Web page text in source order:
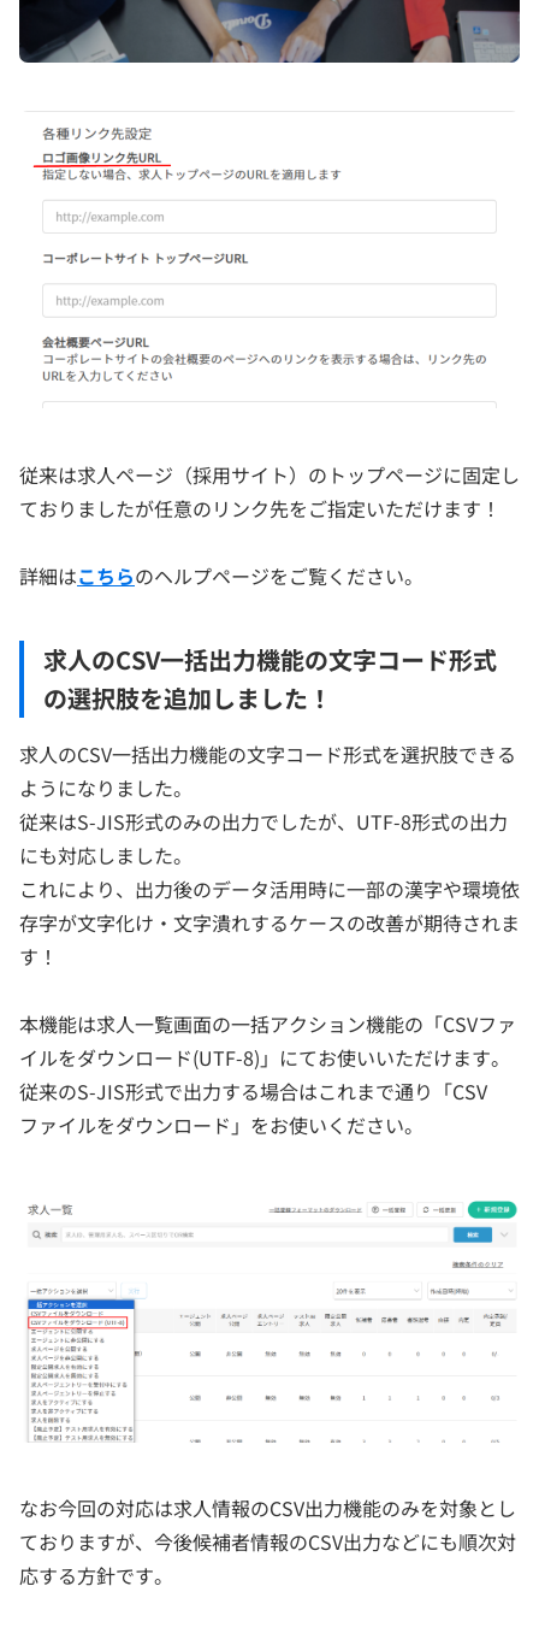
従来は求人ページ（採用サイト）のトップページに固定し
ておりましたが任意のリンク先をご指定いただけます！
詳細はこちらのヘルプページをご覧ください。
求人のCSV一括出力機能の文字コード形式
の選択肢を追加しました！
求人のCSV一括出力機能の文字コード形式を選択肢できる
ようになりました。
従来はS-JIS形式のみの出力でしたが、UTF-8形式の出力
にも対応しました。
これにより、出力後のデータ活用時に一部の漢字や環境依
存字が文字化け・文字潰れするケースの改善が期待されま
す！
本機能は求人一覧画面の一括アクション機能の「CSVファ
イルをダウンロード(UTF-8)」にてお使いいただけます。
従来のS-JIS形式で出力する場合はこれまで通り「CSV
ファイルをダウンロード」をお使いください。
なお今回の対応は求人情報のCSV出力機能のみを対象とし
ておりますが、今後候補者情報のCSV出力などにも順次対
応する方針です。